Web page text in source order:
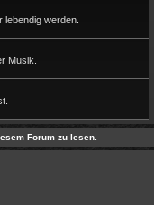
werden.
Musik.
Forum zu lesen.